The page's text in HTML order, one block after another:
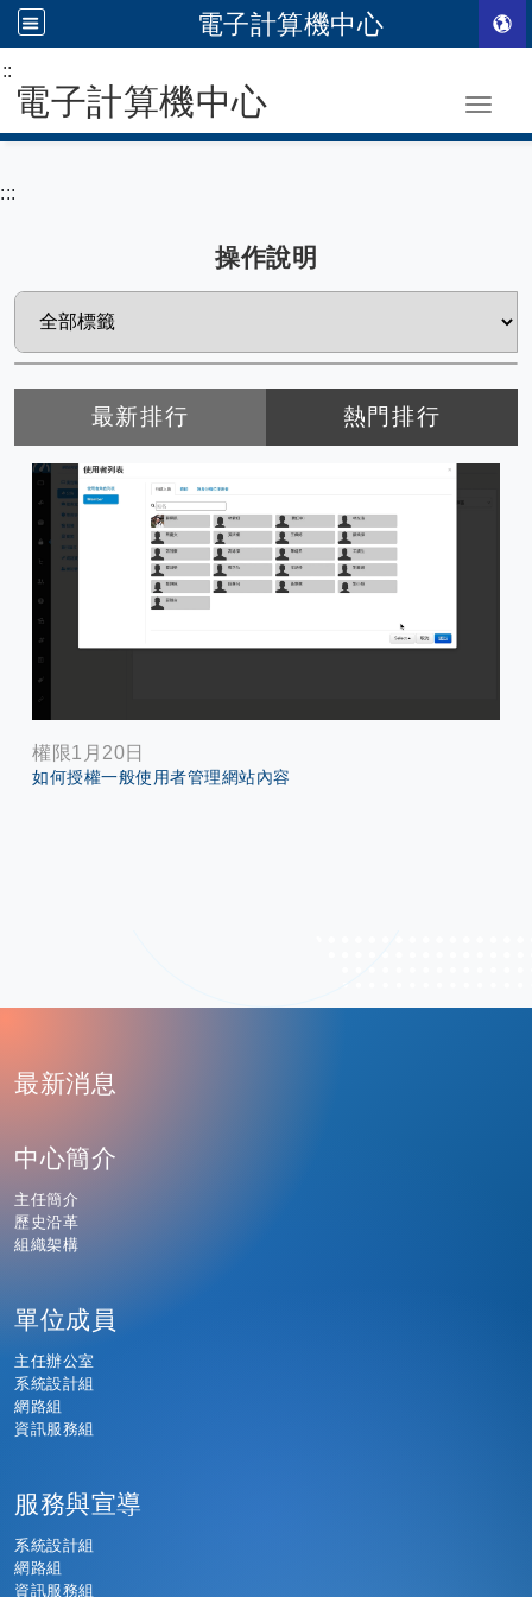
電子計算機中心
跳到主要內容
電子計算機中心
:::
操作說明
最新排行 熱門排行
權限1月20日
如何授權一般使用者管理網站內容
最新消息
中心簡介
主任簡介
歷史沿革
組織架構
單位成員
主任辦公室
系統設計組
網路組
資訊服務組
服務與宣導
系統設計組
網路組
資訊服務組